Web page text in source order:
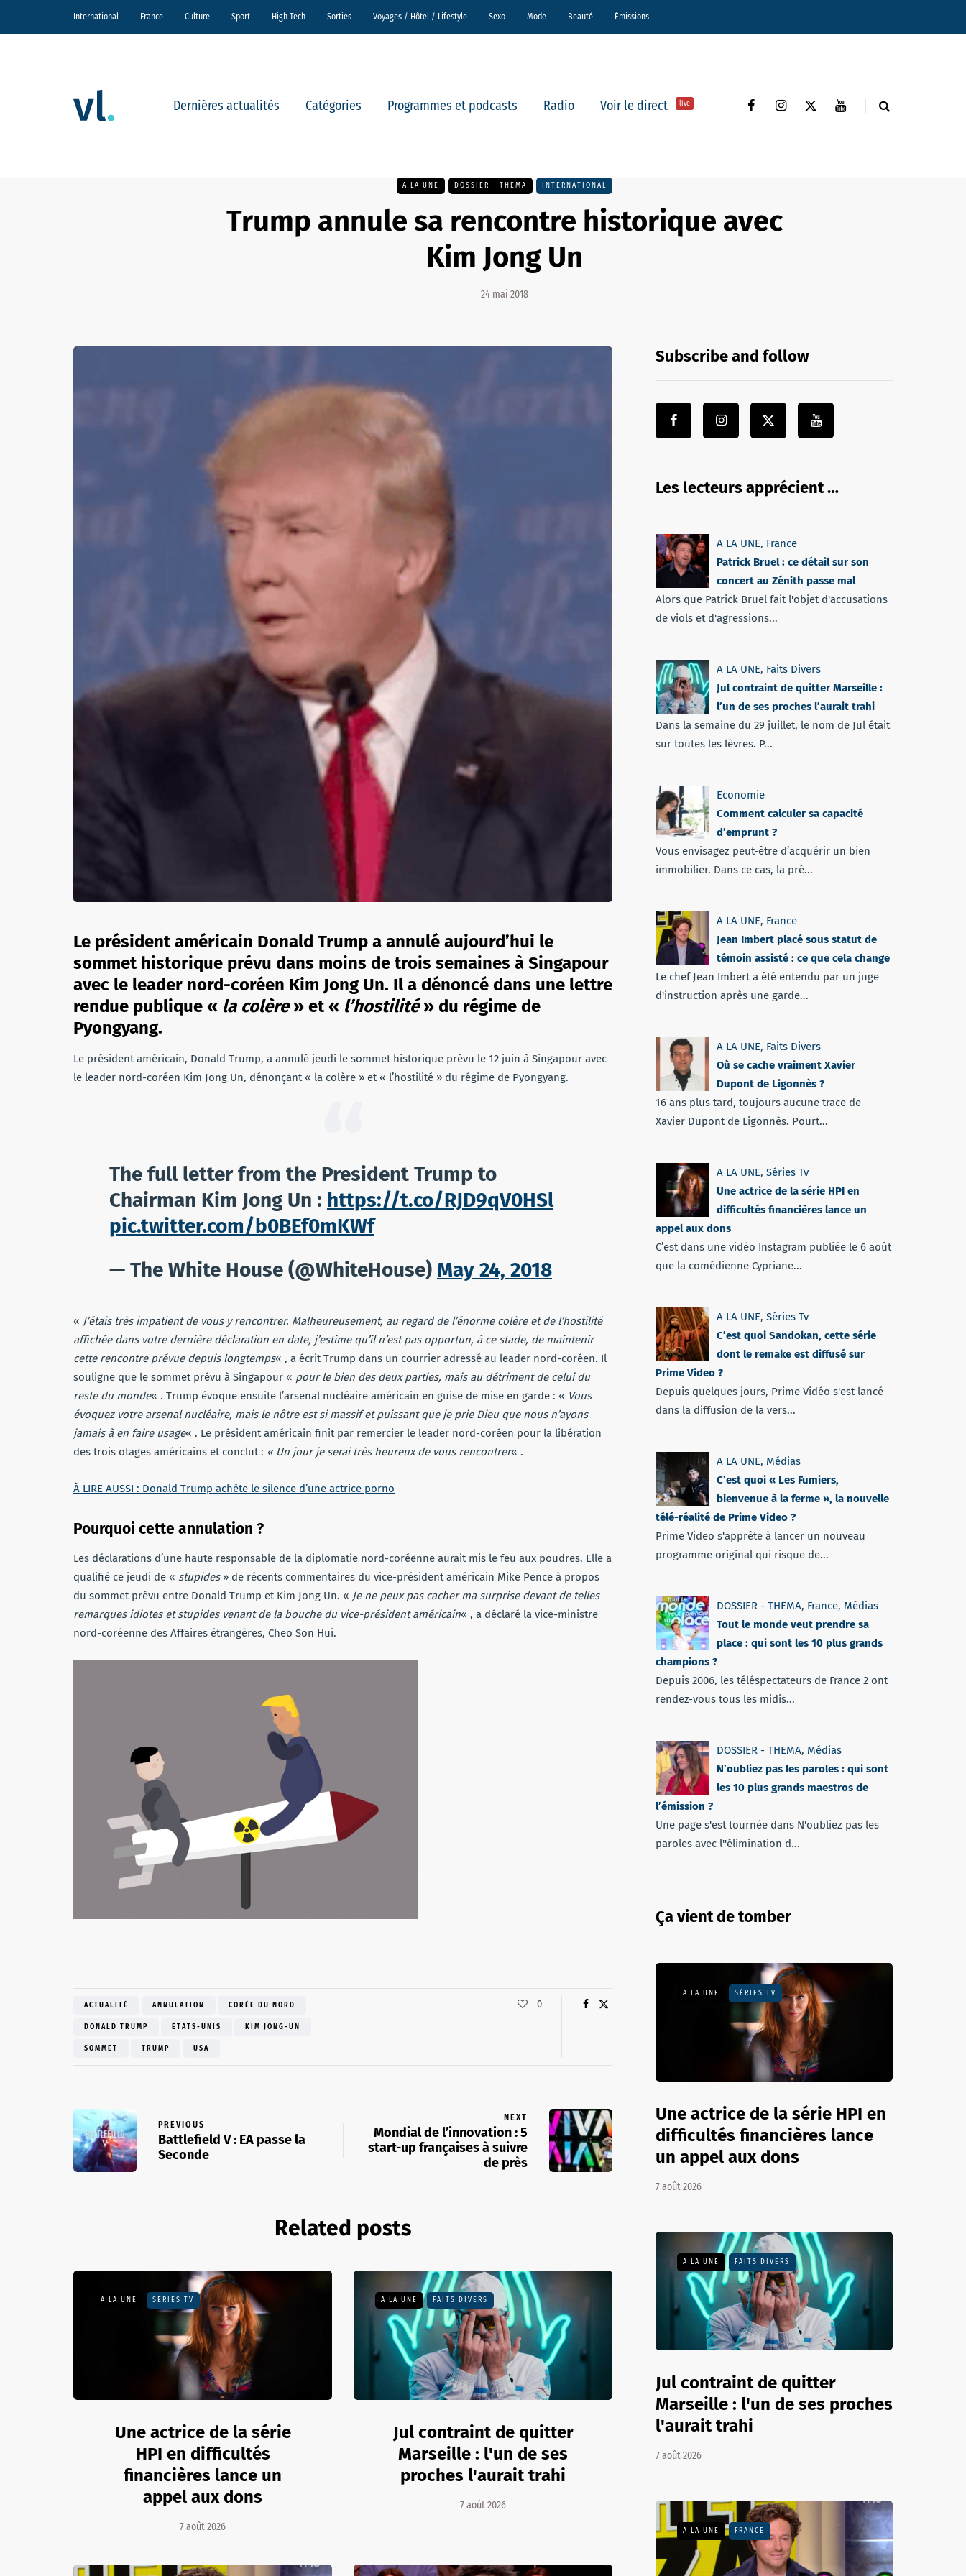
International France Culture Sport High Tech Sorties Voyages / Hôtel / Lifestyle Sexo Mode Beauté Émissions
Dernières actualités Catégories Programmes et podcasts Radio Voir le direct live
A LA UNE DOSSIER - THEMA INTERNATIONAL
Trump annule sa rencontre historique avec
Kim Jong Un
24 mai 2018
Le président américain Donald Trump a annulé aujourd’hui le
sommet historique prévu dans moins de trois semaines à Singapour
avec le leader nord-coréen Kim Jong Un. Il a dénoncé dans une lettre
rendue publique « la colère» et « l’hostilité» du régime de
Pyongyang.
Le président américain, Donald Trump, a annulé jeudi le sommet historique prévu le 12 juin à Singapour avec
le leader nord-coréen Kim Jong Un, dénonçant « la colère » et « l’hostilité » du régime de Pyongyang.
The full letter from the President Trump to
Chairman Kim Jong Un : https://t.co/RJD9qV0HSl
pic.twitter.com/b0BEf0mKWf
— The White House (@WhiteHouse) May 24, 2018
« J’étais très impatient de vous y rencontrer. Malheureusement, au regard de l’énorme colère et de l’hostilité
affichée dans votre dernière déclaration en date, j’estime qu’il n’est pas opportun, à ce stade, de maintenir
cette rencontre prévue depuis longtemps« , a écrit Trump dans un courrier adressé au leader nord-coréen. Il
souligne que le sommet prévu à Singapour « pour le bien des deux parties, mais au détriment de celui du
reste du monde« . Trump évoque ensuite l’arsenal nucléaire américain en guise de mise en garde : « Vous
évoquez votre arsenal nucléaire, mais le nôtre est si massif et puissant que je prie Dieu que nous n’ayons
jamais à en faire usage« . Le président américain finit par remercier le leader nord-coréen pour la libération
des trois otages américains et conclut : « Un jour je serai très heureux de vous rencontrer« .
À LIRE AUSSI : Donald Trump achète le silence d’une actrice porno
Pourquoi cette annulation ?
Les déclarations d’une haute responsable de la diplomatie nord-coréenne aurait mis le feu aux poudres. Elle a
qualifié ce jeudi de « stupides» de récents commentaires du vice-président américain Mike Pence à propos
du sommet prévu entre Donald Trump et Kim Jong Un. « Je ne peux pas cacher ma surprise devant de telles
remarques idiotes et stupides venant de la bouche du vice-président américain« , a déclaré la vice-ministre
nord-coréenne des Affaires étrangères, Cheo Son Hui.
ACTUALITÉ ANNULATION CORÉE DU NORD
DONALD TRUMP ÉTATS-UNIS KIM JONG-UN
SOMMET TRUMP USA
0
PREVIOUS
Battlefield V : EA passe la
Seconde
NEXT
Mondial de l’innovation : 5
start-up françaises à suivre
de près
Related posts
A LA UNE SÉRIES TV
Une actrice de la série
HPI en difficultés
financières lance un
appel aux dons
7 août 2026
A LA UNE FAITS DIVERS
Jul contraint de quitter
Marseille : l'un de ses
proches l'aurait trahi
7 août 2026
Subscribe and follow
Les lecteurs apprécient …
A LA UNE, France
Patrick Bruel : ce détail sur son
concert au Zénith passe mal
Alors que Patrick Bruel fait l'objet d'accusations
de viols et d'agressions...
A LA UNE, Faits Divers
Jul contraint de quitter Marseille :
l’un de ses proches l’aurait trahi
Dans la semaine du 29 juillet, le nom de Jul était
sur toutes les lèvres. P...
Economie
Comment calculer sa capacité
d’emprunt ?
Vous envisagez peut-être d’acquérir un bien
immobilier. Dans ce cas, la pré...
A LA UNE, France
Jean Imbert placé sous statut de
témoin assisté : ce que cela change
Le chef Jean Imbert a été entendu par un juge
d'instruction après une garde...
A LA UNE, Faits Divers
Où se cache vraiment Xavier
Dupont de Ligonnès ?
16 ans plus tard, toujours aucune trace de
Xavier Dupont de Ligonnès. Pourt...
A LA UNE, Séries Tv
Une actrice de la série HPI en
difficultés financières lance un
appel aux dons
C’est dans une vidéo Instagram publiée le 6 août
que la comédienne Cypriane...
A LA UNE, Séries Tv
C’est quoi Sandokan, cette série
dont le remake est diffusé sur
Prime Video ?
Depuis quelques jours, Prime Vidéo s'est lancé
dans la diffusion de la vers...
A LA UNE, Médias
C’est quoi « Les Fumiers,
bienvenue à la ferme », la nouvelle
télé-réalité de Prime Video ?
Prime Video s'apprête à lancer un nouveau
programme original qui risque de...
DOSSIER - THEMA, France, Médias
Tout le monde veut prendre sa
place : qui sont les 10 plus grands
champions ?
Depuis 2006, les téléspectateurs de France 2 ont
rendez-vous tous les midis...
DOSSIER - THEMA, Médias
N’oubliez pas les paroles : qui sont
les 10 plus grands maestros de
l’émission ?
Une page s'est tournée dans N'oubliez pas les
paroles avec l''élimination d...
Ça vient de tomber
A LA UNE SÉRIES TV
Une actrice de la série HPI en
difficultés financières lance
un appel aux dons
7 août 2026
A LA UNE FAITS DIVERS
Jul contraint de quitter
Marseille : l'un de ses proches
l'aurait trahi
7 août 2026
A LA UNE FRANCE